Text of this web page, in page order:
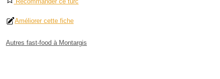
Améliorer cette fiche
Autres fast-food à Montargis